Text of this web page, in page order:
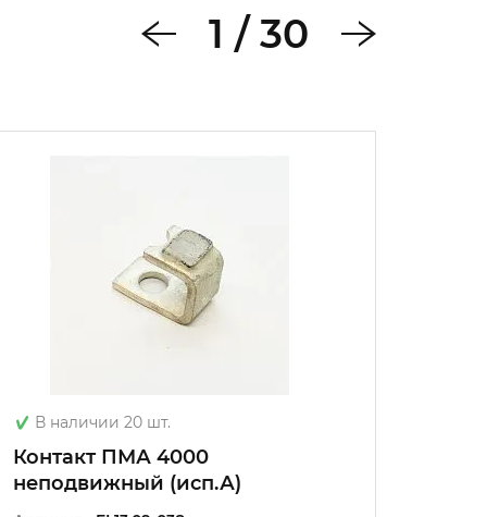
1 / 30
В наличии 20 шт.
Контакт ПМА 4000
неподвижный (исп.А)